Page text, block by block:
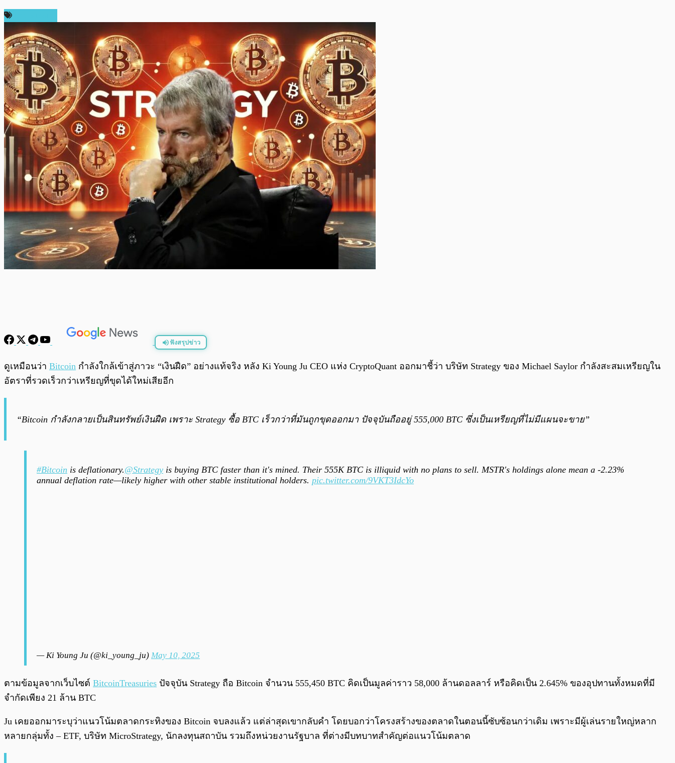
ฟังสรุปข่าว
พร้อมเล่น 0:00
ดูเหมือนว่า Bitcoin กำลังใกล้เข้าสู่ภาวะ “เงินฝืด” อย่างแท้จริง หลัง Ki Young Ju CEO แห่ง CryptoQuant ออกมาชี้ว่า บริษัท Strategy ของ Michael Saylor กำลังสะสมเหรียญใน
อัตราที่รวดเร็วกว่าเหรียญที่ขุดได้ใหม่เสียอีก
“Bitcoin กำลังกลายเป็นสินทรัพย์เงินฝืด เพราะ Strategy ซื้อ BTC เร็วกว่าที่มันถูกขุดออกมา ปัจจุบันถืออยู่ 555,000 BTC ซึ่งเป็นเหรียญที่ไม่มีแผนจะขาย”
#Bitcoin is deflationary.@Strategy is buying BTC faster than it's mined. Their 555K BTC is illiquid with no plans to sell. MSTR's holdings alone mean a -2.23%
annual deflation rate—likely higher with other stable institutional holders. pic.twitter.com/9VKT3IdcYo
— Ki Young Ju (@ki_young_ju) May 10, 2025
ตามข้อมูลจากเว็บไซต์ BitcoinTreasuries ปัจจุบัน Strategy ถือ Bitcoin จำนวน 555,450 BTC คิดเป็นมูลค่าราว 58,000 ล้านดอลลาร์ หรือคิดเป็น 2.645% ของอุปทานทั้งหมดที่มี
จำกัดเพียง 21 ล้าน BTC
Ju เคยออกมาระบุว่าแนวโน้มตลาดกระทิงของ Bitcoin จบลงแล้ว แต่ล่าสุดเขากลับคำ โดยบอกว่าโครงสร้างของตลาดในตอนนี้ซับซ้อนกว่าเดิม เพราะมีผู้เล่นรายใหญ่หลาก
หลายกลุ่มทั้ง – ETF, บริษัท MicroStrategy, นักลงทุนสถาบัน รวมถึงหน่วยงานรัฐบาล ที่ต่างมีบทบาทสำคัญต่อแนวโน้มตลาด